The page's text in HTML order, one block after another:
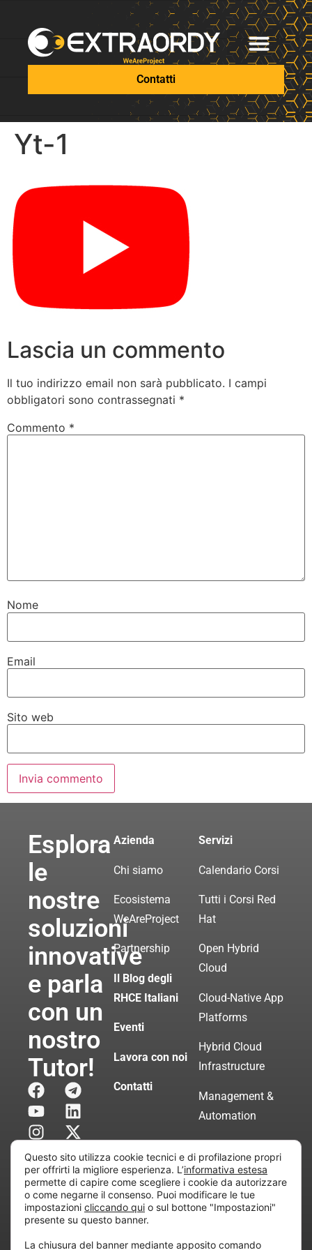
Contatti
Yt-1
Lascia un commento
Il tuo indirizzo email non sarà pubblicato. I campi
obbligatori sono contrassegnati *
Commento *
Nome
Email
Sito web
Esplora
le
nostre
soluzioni
innovative
e parla
con un
nostro
Tutor!
Azienda
Chi siamo
Ecosistema
WeAreProject
Partnership
Il Blog degli
RHCE Italiani
Eventi
Lavora con noi
Contatti
Servizi
Calendario Corsi
Tutti i Corsi Red
Hat
Open Hybrid
Cloud
Cloud-Native App
Platforms
Hybrid Cloud
Infrastructure
Management &
Automation
Servizi di
Consulenza
Certificata
Questo sito utilizza cookie tecnici e di profilazione propri
per offrirti la migliore esperienza. L’informativa estesa
permette di capire come scegliere i cookie da autorizzare
o come negarne il consenso. Puoi modificare le tue
impostazioni cliccando qui o sul bottone "Impostazioni"
presente su questo banner.
La chiusura del banner mediante apposito comando